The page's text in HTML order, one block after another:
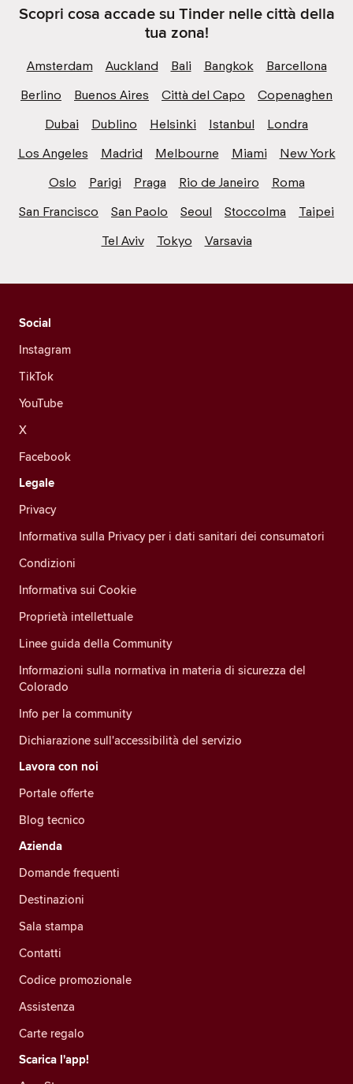
Scopri cosa accade su Tinder nelle città della
tua zona!
Amsterdam Auckland Bali Bangkok
Barcellona
Berlino
Buenos Aires Città del Capo
Copenaghen
Dubai
Dublino Helsinki Istanbul
Londra
Los Angeles
Madrid Melbourne Miami
New York
Oslo
Parigi Praga Rio de Janeiro
Roma
San Francisco
San Paolo Seoul Stoccolma
Taipei
Tel Aviv
Tokyo Varsavia
Social
Instagram
TikTok
YouTube
X
Facebook
Legale
Privacy
Informativa sulla Privacy per i dati sanitari dei consumatori
Condizioni
Informativa sui Cookie
Proprietà intellettuale
Linee guida della Community
Informazioni sulla normativa in materia di sicurezza del
Colorado
Info per la community
Dichiarazione sull'accessibilità del servizio
Lavora con noi
Portale offerte
Blog tecnico
Azienda
Domande frequenti
Destinazioni
Sala stampa
Contatti
Codice promozionale
Assistenza
Carte regalo
Scarica l'app!